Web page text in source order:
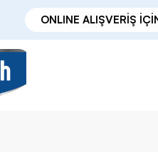
ONLINE ALIŞVERİŞ